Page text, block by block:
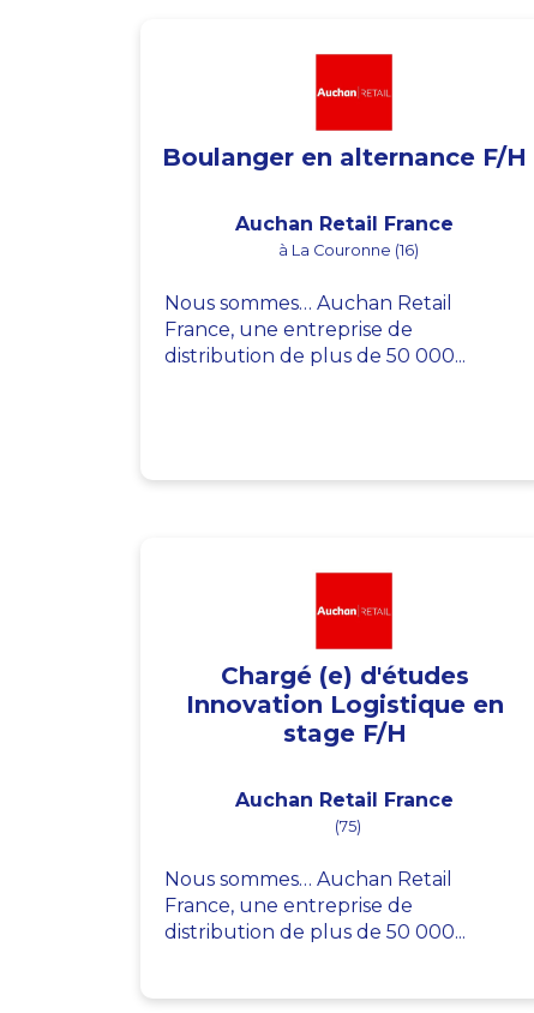
Boulanger en alternance F/H
Auchan Retail France
à La Couronne (16)
Nous sommes… Auchan Retail
France, une entreprise de
distribution de plus de 50 000...
Chargé (e) d'études
Innovation Logistique en
stage F/H
Auchan Retail France
(75)
Nous sommes… Auchan Retail
France, une entreprise de
distribution de plus de 50 000...